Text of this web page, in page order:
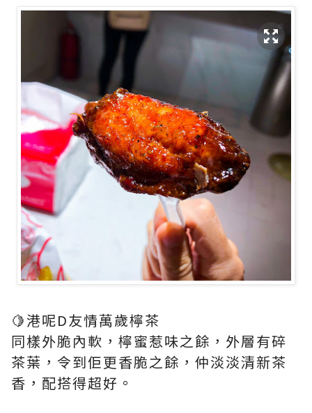
🍋港呢D友情萬歲檸茶
同樣外脆內軟，檸蜜惹味之餘，外層有碎
茶葉，令到佢更香脆之餘，仲淡淡清新茶
香，配搭得超好。